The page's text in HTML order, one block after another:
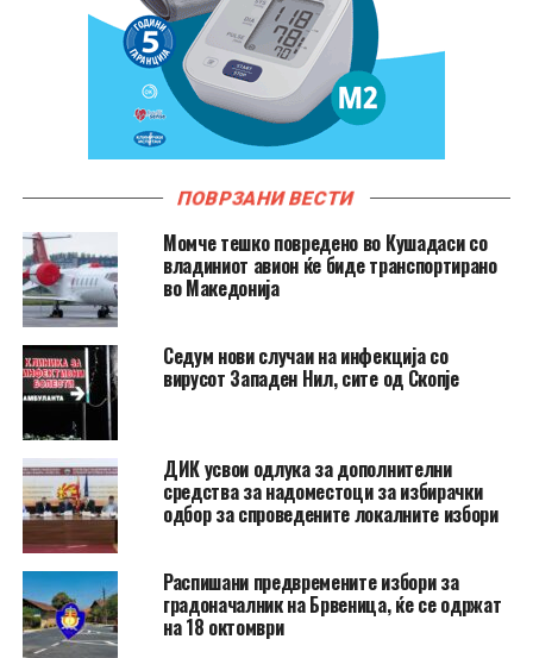
ПОВРЗАНИ ВЕСТИ
Момче тешко повредено во Кушадаси со
владиниот авион ќе биде транспортирано
во Македонија
Седум нови случаи на инфекција со
вирусот Западен Нил, сите од Скопје
ДИК усвои одлука за дополнителни
средства за надоместоци за избирачки
одбор за спроведените локалните избори
Распишани предвремените избори за
градоначалник на Брвеница, ќе се одржат
на 18 октомври